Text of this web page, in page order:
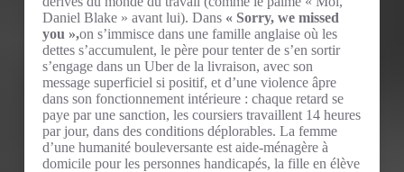
Daniel Blake » avant lui). Dans « Sorry, we missed
you »,on s’immisce dans une famille anglaise où les
dettes s’accumulent, le père pour tenter de s’en sortir
s’engage dans un Uber de la livraison, avec son
message superficiel si positif, et d’une violence âpre
dans son fonctionnement intérieure : chaque retard se
paye par une sanction, les coursiers travaillent 14 heures
par jour, dans des conditions déplorables. La femme
d’une humanité bouleversante est aide-ménagère à
domicile pour les personnes handicapés, la fille en élève